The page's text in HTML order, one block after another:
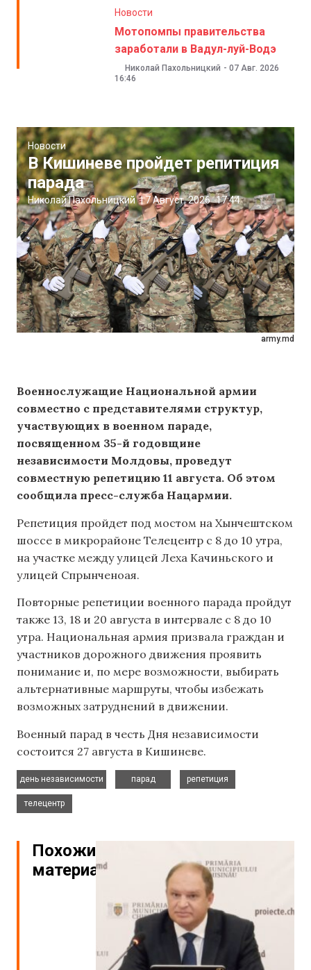
Новости
Мотопомпы правительства
заработали в Вадул-луй-Водэ
Николай Пахольницкий - 07 Авг. 2026
16:46
army.md
Новости
В Кишиневе пройдет репитиция
парада
Николай Пахольницкий |7 Август, 2026 17:44
Военнослужащие Национальной армии
совместно с представителями структур,
участвующих в военном параде,
посвященном 35-й годовщине
независимости Молдовы, проведут
совместную репетицию 11 августа. Об этом
сообщила пресс-служба Нацармии.
Репетиция пройдет под мостом на Хынчештском
шоссе в микрорайоне Телецентр с 8 до 10 утра,
на участке между улицей Леха Качиньского и
улицей Спрынченоая.
Повторные репетиции военного парада пройдут
также 13, 18 и 20 августа в интервале с 8 до 10
утра. Национальная армия призвала граждан и
участников дорожного движения проявить
понимание и, по мере возможности, выбирать
альтернативные маршруты, чтобы избежать
возможных затруднений в движении.
Военный парад в честь Дня независимости
состоится 27 августа в Кишиневе.
день независимости
парад
репетиция
телецентр
Похожие
материалы